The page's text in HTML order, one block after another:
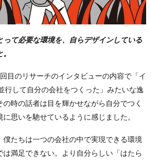
って必要な環境を、自らデザインしている
のリサーチのインタビューの内容で「イ
行して自分の会社をつくった」みたいな逸
時の話者は目を輝かせながら自分でつく
思いを馳せているように感じました。
僕たちは一つの会社の中で実現できる環境
は満足できない。より自分らしい「はたら